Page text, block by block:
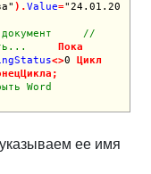
) .Value="24.01.20
//
Пока
<>0
Цикл
;
Word
ее имя